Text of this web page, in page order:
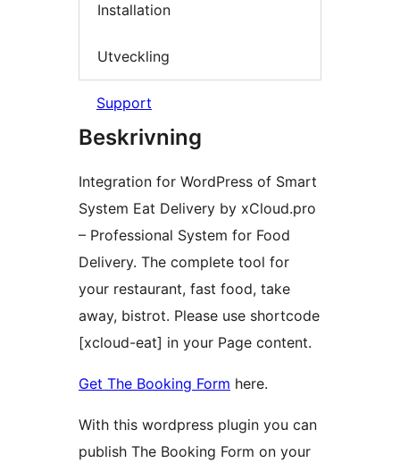
Installation
Utveckling
Support
Beskrivning
Integration for WordPress of Smart
System Eat Delivery by xCloud.pro
– Professional System for Food
Delivery. The complete tool for
your restaurant, fast food, take
away, bistrot. Please use shortcode
[xcloud-eat] in your Page content.
Get The Booking Form here.
With this wordpress plugin you can
publish The Booking Form on your